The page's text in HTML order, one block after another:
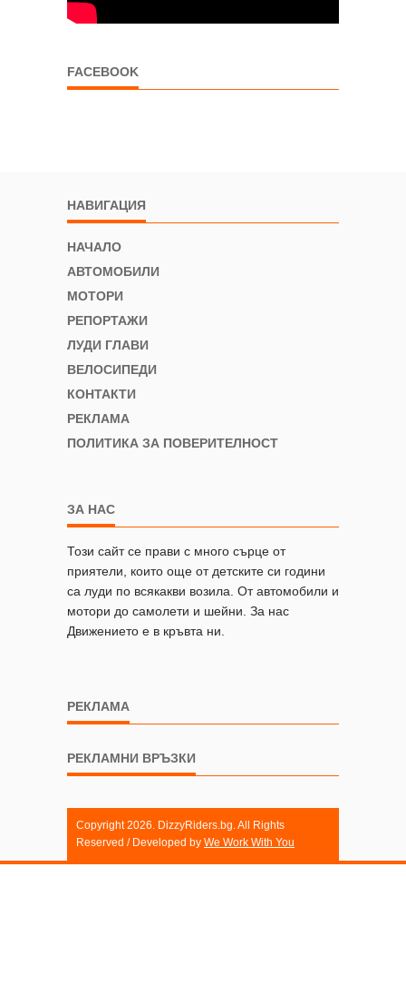
FACEBOOK
НАВИГАЦИЯ
НАЧАЛО
АВТОМОБИЛИ
МОТОРИ
РЕПОРТАЖИ
ЛУДИ ГЛАВИ
ВЕЛОСИПЕДИ
КОНТАКТИ
РЕКЛАМА
ПОЛИТИКА ЗА ПОВЕРИТЕЛНОСТ
ЗА НАС
Този сайт се прави с много сърце от
приятели, които още от детските си години
са луди по всякакви возила. От автомобили и
мотори до самолети и шейни. За нас
Движението е в кръвта ни.
РЕКЛАМА
РЕКЛАМНИ ВРЪЗКИ
Copyright 2026. DizzyRiders.bg. All Rights
Reserved / Developed by We Work With You